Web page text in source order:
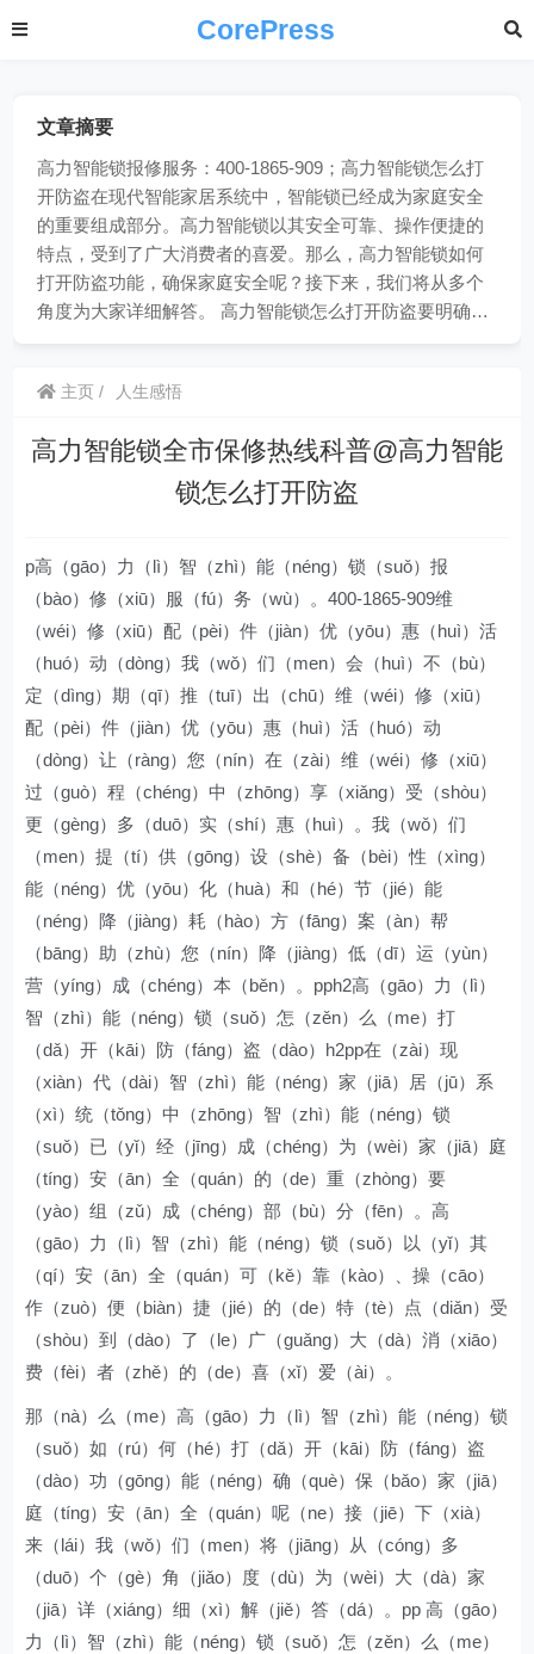
CorePress
文章摘要
高力智能锁报修服务：400-1865-909；高力智能锁怎么打
开防盗在现代智能家居系统中，智能锁已经成为家庭安全
的重要组成部分。高力智能锁以其安全可靠、操作便捷的
特点，受到了广大消费者的喜爱。那么，高力智能锁如何
打开防盗功能，确保家庭安全呢？接下来，我们将从多个
角度为大家详细解答。 高力智能锁怎么打开防盗要明确…
主页 人生感悟
高力智能锁全市保修热线科普@高力智能
锁怎么打开防盗
p高（gāo）力（lì）智（zhì）能（néng）锁（suǒ）报
（bào）修（xiū）服（fú）务（wù）。400-1865-909维
（wéi）修（xiū）配（pèi）件（jiàn）优（yōu）惠（huì）活
（huó）动（dòng）我（wǒ）们（men）会（huì）不（bù）
定（dìng）期（qī）推（tuī）出（chū）维（wéi）修（xiū）
配（pèi）件（jiàn）优（yōu）惠（huì）活（huó）动
（dòng）让（ràng）您（nín）在（zài）维（wéi）修（xiū）
过（guò）程（chéng）中（zhōng）享（xiǎng）受（shòu）
更（gèng）多（duō）实（shí）惠（huì）。我（wǒ）们
（men）提（tí）供（gōng）设（shè）备（bèi）性（xìng）
能（néng）优（yōu）化（huà）和（hé）节（jié）能
（néng）降（jiàng）耗（hào）方（fāng）案（àn）帮
（bāng）助（zhù）您（nín）降（jiàng）低（dī）运（yùn）
营（yíng）成（chéng）本（běn）。pph2高（gāo）力（lì）
智（zhì）能（néng）锁（suǒ）怎（zěn）么（me）打
（dǎ）开（kāi）防（fáng）盗（dào）h2pp在（zài）现
（xiàn）代（dài）智（zhì）能（néng）家（jiā）居（jū）系
（xì）统（tǒng）中（zhōng）智（zhì）能（néng）锁
（suǒ）已（yǐ）经（jīng）成（chéng）为（wèi）家（jiā）庭
（tíng）安（ān）全（quán）的（de）重（zhòng）要
（yào）组（zǔ）成（chéng）部（bù）分（fēn）。高
（gāo）力（lì）智（zhì）能（néng）锁（suǒ）以（yǐ）其
（qí）安（ān）全（quán）可（kě）靠（kào）、操（cāo）
作（zuò）便（biàn）捷（jié）的（de）特（tè）点（diǎn）受
（shòu）到（dào）了（le）广（guǎng）大（dà）消（xiāo）
费（fèi）者（zhě）的（de）喜（xǐ）爱（ài）。
那（nà）么（me）高（gāo）力（lì）智（zhì）能（néng）锁
（suǒ）如（rú）何（hé）打（dǎ）开（kāi）防（fáng）盗
（dào）功（gōng）能（néng）确（què）保（bǎo）家（jiā）
庭（tíng）安（ān）全（quán）呢（ne）接（jiē）下（xià）
来（lái）我（wǒ）们（men）将（jiāng）从（cóng）多
（duō）个（gè）角（jiǎo）度（dù）为（wèi）大（dà）家
（jiā）详（xiáng）细（xì）解（jiě）答（dá）。pp 高（gāo）
力（lì）智（zhì）能（néng）锁（suǒ）怎（zěn）么（me）